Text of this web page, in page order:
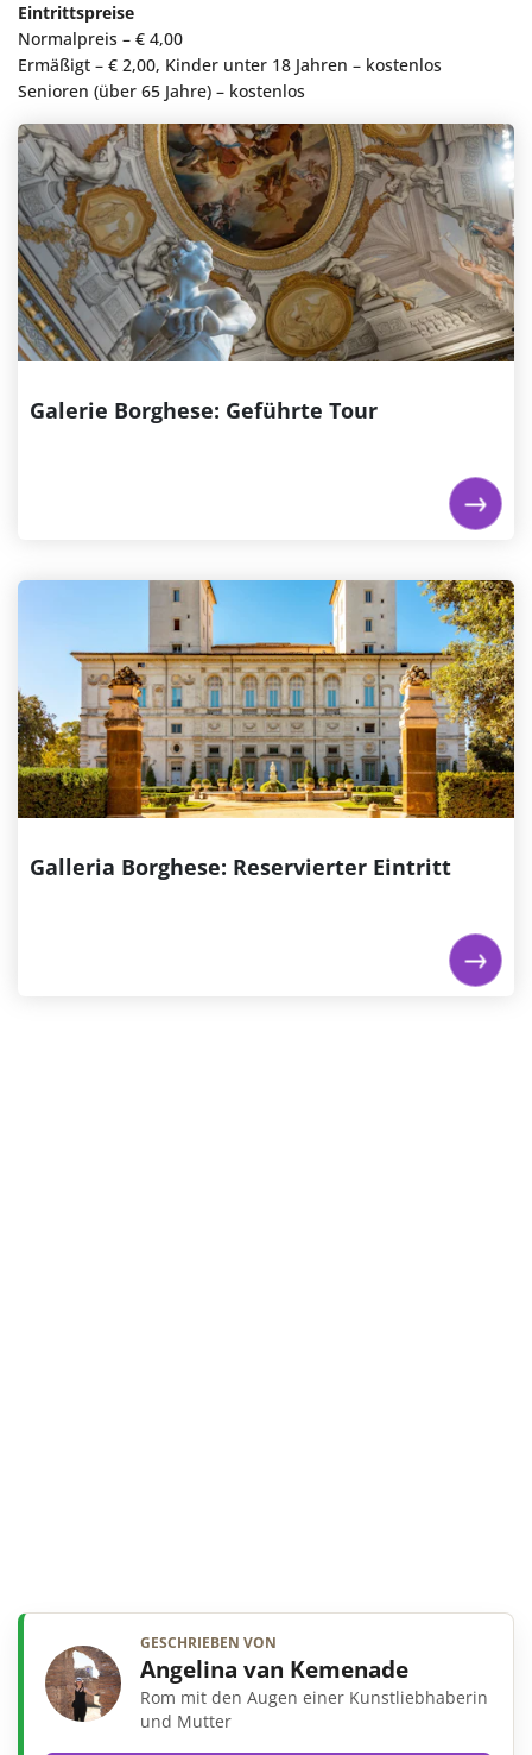
Eintrittspreise
Normalpreis – € 4,00
Ermäßigt – € 2,00, Kinder unter 18 Jahren – kostenlos
Senioren (über 65 Jahre) – kostenlos
Galerie Borghese: Geführte Tour
Galerie Borghese: Geführte Tour
Sind Sie bereit für ein Abenteuer in der schillernden
Welt der italienischen Kunst? Dann sind Sie in der
Galerie Borghese genau richtig! Diese Villa aus dem
17. Jahrhundert ist voller atemberaubender
Meisterwerke von Künstlern wie Bernini, Caravaggio
und Raffael. Entdecken Sie die filigranen...
ab
€ 48,00
Jetzt buchen
Galleria Borghese: Reservierter Eintritt
Galleria Borghese: Reservierter Eintritt
Buchen Sie Eintrittskarten für die Galerie Borghese in
Rom, um direkten Zugang zu einer der wichtigsten
Galerien Roms zu erhalten und lange Warteschlangen
zu vermeiden. Die Galerie befindet sich in einer
historischen Villa aus dem 17. Jahrhundert und zeigt
wunderschöne Gemälde von Carvaggio und...
ab
€ 30,00
Jetzt buchen
GESCHRIEBEN VON
Angelina van Kemenade
Rom mit den Augen einer Kunstliebhaberin
und Mutter